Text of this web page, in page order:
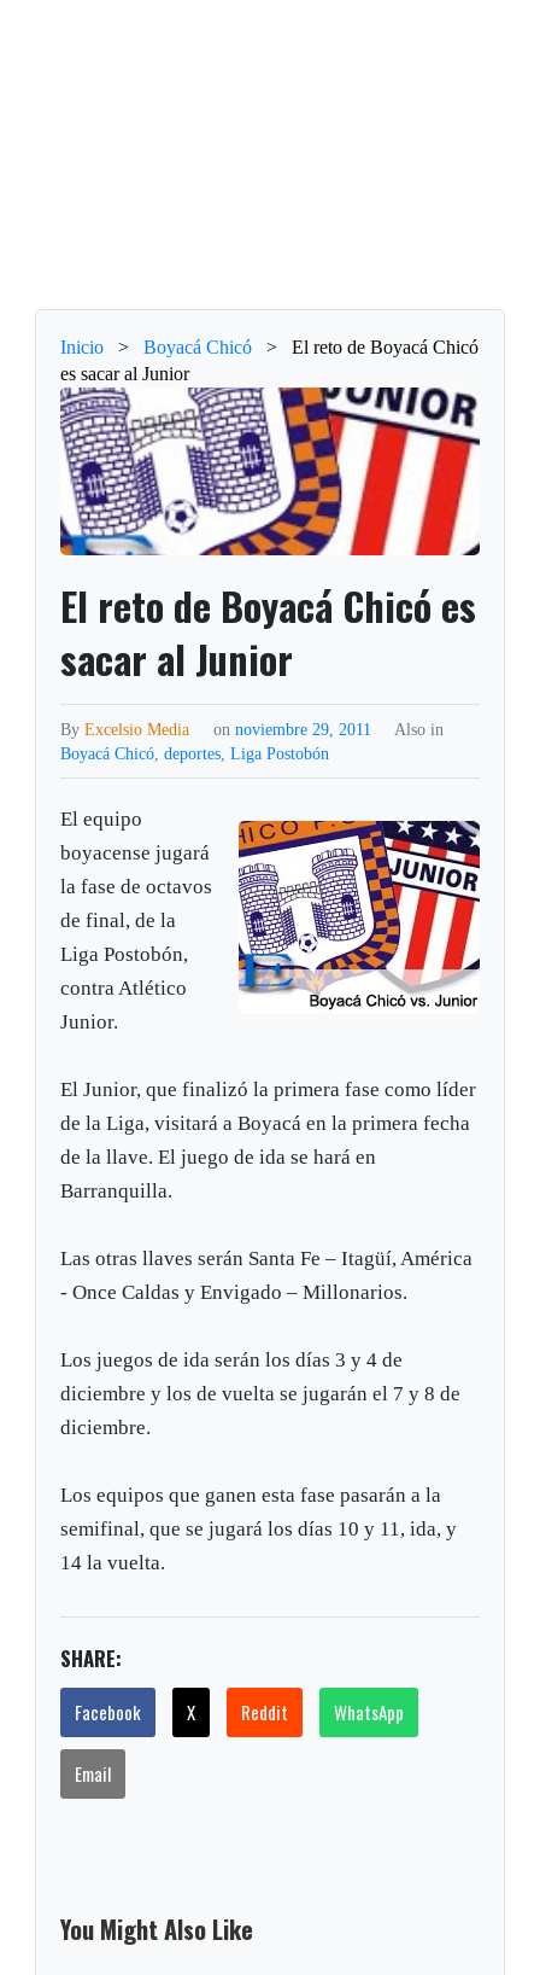
Inicio > Boyacá Chicó >
El reto de Boyacá Chicó
es sacar al Junior
El reto de Boyacá Chicó es
sacar al Junior
ByExcelsio Media on noviembre 29, 2011
Also in
Boyacá Chicó,deportes,Liga Postobón
El equipo
boyacense jugará
la fase de octavos
de final, de la
Liga Postobón,
contra Atlético
Junior.
El Junior, que finalizó la primera fase como líder
de la Liga, visitará a Boyacá en la primera fecha
de la llave. El juego de ida se hará en
Barranquilla.
Las otras llaves serán Santa Fe – Itagüí, América
- Once Caldas y Envigado – Millonarios.
Los juegos de ida serán los días 3 y 4 de
diciembre y los de vuelta se jugarán el 7 y 8 de
diciembre.
Los equipos que ganen esta fase pasarán a la
semifinal, que se jugará los días 10 y 11, ida, y
14 la vuelta.
SHARE:
Facebook X Reddit WhatsApp
Email
You Might Also Like